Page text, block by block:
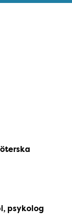
psykolog